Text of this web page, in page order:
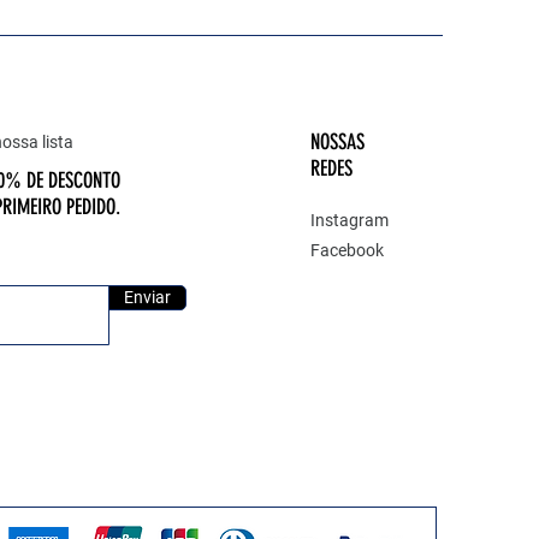
lista
DE DESCONTO
PEDIDO.
Enviar
NOSSAS
REDES
Instagram
Facebook